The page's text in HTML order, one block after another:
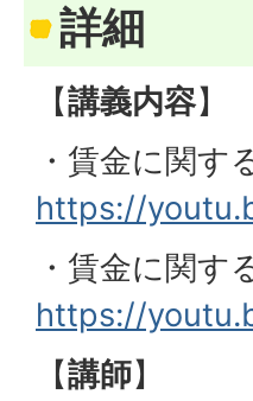
詳細
【講義内容】
・賃金に関す
https://
・賃金に関す
https://
【講師】